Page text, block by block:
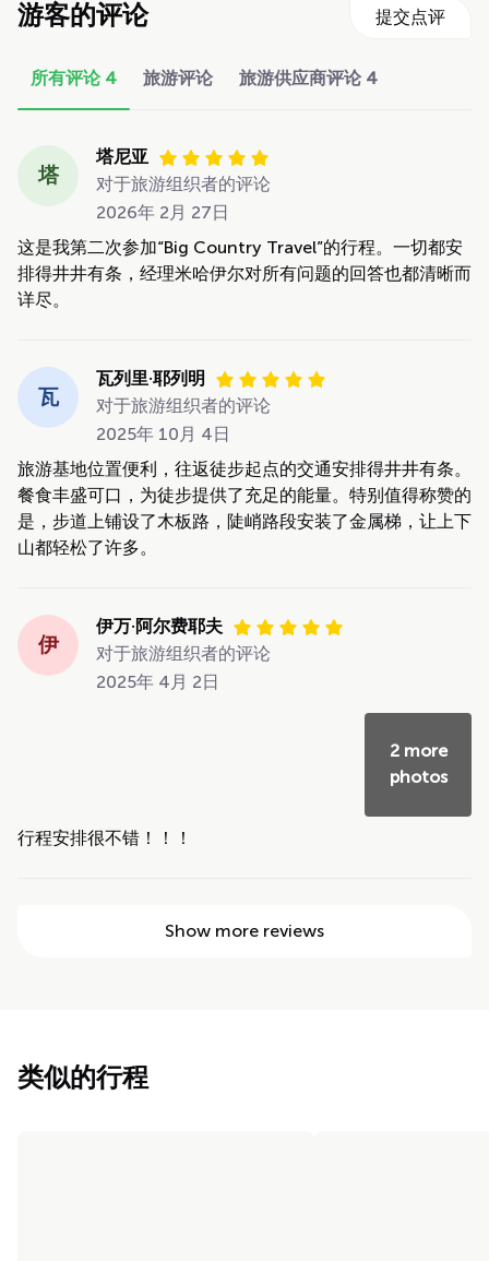
游客的评论 提交点评
所有评论 4 旅游评论 旅游供应商评论 4
塔
塔尼亚
对于旅游组织者的评论
2026年 2月 27日
这是我第二次参加“Big Country Travel”的行程。一切都安
排得井井有条，经理米哈伊尔对所有问题的回答也都清晰而
详尽。
瓦
瓦列里·耶列明
对于旅游组织者的评论
2025年 10月 4日
旅游基地位置便利，往返徒步起点的交通安排得井井有条。
餐食丰盛可口，为徒步提供了充足的能量。特别值得称赞的
是，步道上铺设了木板路，陡峭路段安装了金属梯，让上下
山都轻松了许多。
伊
伊万·阿尔费耶夫
对于旅游组织者的评论
2025年 4月 2日
2 more
photos
行程安排很不错！！！
Show more reviews
类似的行程